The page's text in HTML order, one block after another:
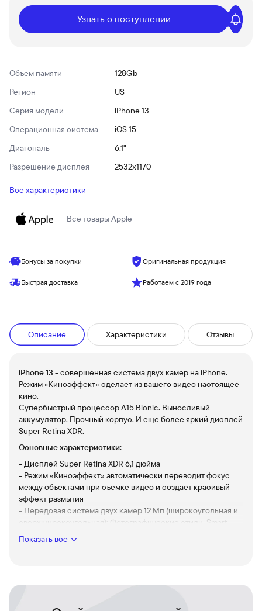
Узнать о поступлении
Объем памяти
128Gb
Регион
US
Серия модели
iPhone 13
Операционная система
iOS 15
Диагональ
6.1"
Разрешение дисплея
2532x1170
Все характеристики
Все товарыApple
Бонусы за покупки Оригинальная продукция
Быстрая доставка Работаем с 2019 года
Описание Характеристики Отзывы
iPhone 13 - совершенная система двух камер на iPhone.
Режим «Киноэффект» сделает из вашего видео настоящее
кино.
Супербыстрый процессор A15 Bionic. Выносливый
аккумулятор. Прочный корпус. И ещё более яркий дисплей
Super Retina XDR.
Основные характеристики:
- Дисплей Super Retina XDR 6,1 дюйма
- Режим «Киноэффект» автоматически переводит фокус
между объектами при съёмке видео и создаёт красивый
эффект размытия
- Передовая система двух камер 12 Мп (широкоугольная и
сверхширокоугольная); Фотографические стили, Smart
HDR 4, Ночной режим, съёмка HDR-видео 4K в стандарте
Dolby Vision
Показать все